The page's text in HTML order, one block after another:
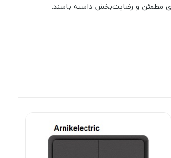
مطمئن و رضایت‌بخش داشته باشند.